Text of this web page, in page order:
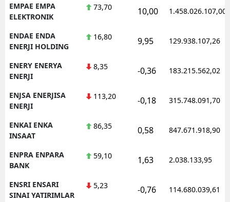
EMPAE EMPA
ELEKTRONIK
73,70 10,00 1.458.026.107,00
ENDAE ENDA
ENERJI HOLDING
16,80 9,95 129.938.107,26
ENERY ENERYA
ENERJI
8,35 -0,36 183.215.562,02
ENJSA ENERJISA
ENERJI
113,20 -0,18 315.748.091,70
ENKAI ENKA
INSAAT
86,35 0,58 847.671.918,90
ENPRA ENPARA
BANK
59,10 1,63 2.038.133,95
ENSRI ENSARI
SINAI YATIRIMLAR
5,23 -0,76 114.680.039,61